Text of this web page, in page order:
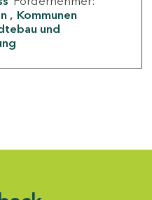
Kommunen
und